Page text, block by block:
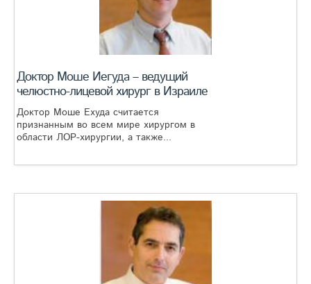
Доктор Моше Иегуда – ведущий
челюстно-лицевой хирург в Израиле
Доктор Моше Ехуда считается
признанным во всем мире хирургом в
области ЛОР-хирургии, а также...